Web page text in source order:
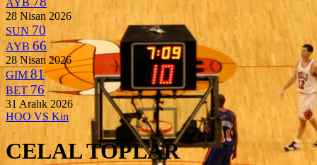
AYB
28 Nisan 2026
SUN 70
AYB 66
28 Nisan 2026
GIM 81
BET 76
31 Aralık 2026
HOO VS Kin
CELAL TOPLAR